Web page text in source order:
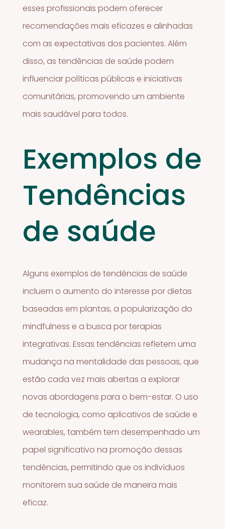
esses profissionais podem oferecer
recomendações mais eficazes e alinhadas
com as expectativas dos pacientes. Além
disso, as tendências de saúde podem
influenciar políticas públicas e iniciativas
comunitárias, promovendo um ambiente
mais saudável para todos.
Exemplos de
Tendências
de saúde
Alguns exemplos de tendências de saúde
incluem o aumento do interesse por dietas
baseadas em plantas, a popularização do
mindfulness e a busca por terapias
integrativas. Essas tendências refletem uma
mudança na mentalidade das pessoas, que
estão cada vez mais abertas a explorar
novas abordagens para o bem-estar. O uso
de tecnologia, como aplicativos de saúde e
wearables, também tem desempenhado um
papel significativo na promoção dessas
tendências, permitindo que os indivíduos
monitorem sua saúde de maneira mais
eficaz.